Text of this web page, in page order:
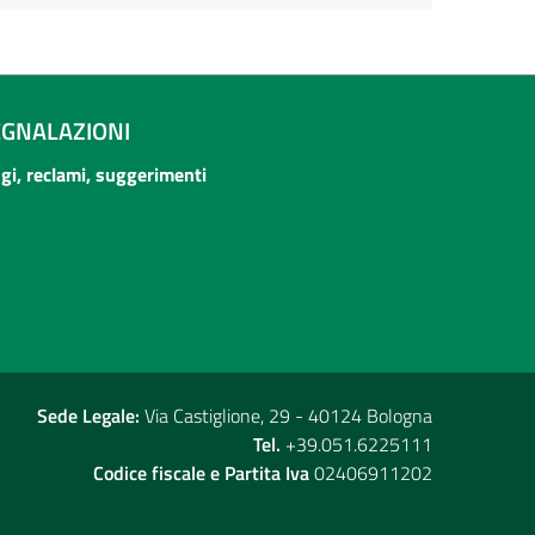
reclami, suggerimenti
Sede Legale: Via Castiglione, 29 - 40124 Bologna
Tel. +39.051.6225111
Codice fiscale e Partita Iva02406911202